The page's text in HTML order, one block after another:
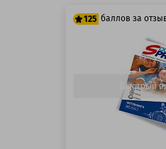
125 баллов за
125 баллов
125 баллов
Быстрый